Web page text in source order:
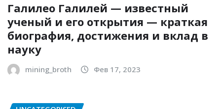
Галилео Галилей — известный
ученый и его открытия — краткая
биография, достижения и вклад в
науку
mining_broth Фев 17, 2023